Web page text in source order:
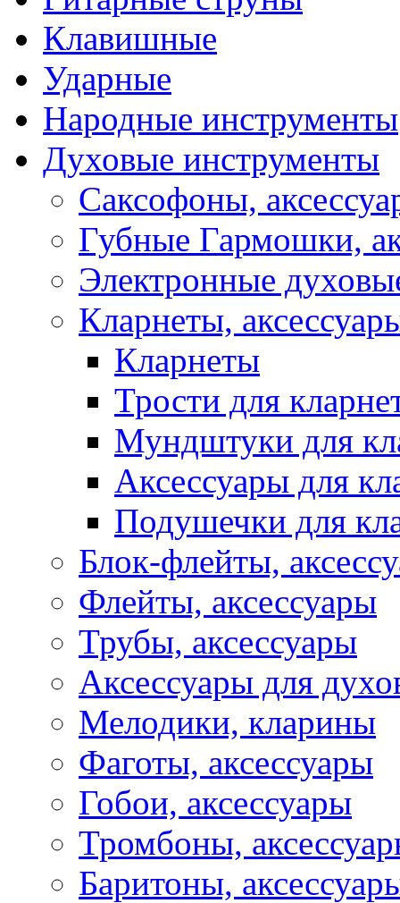
Клавишные
Ударные
Народные инструменты
Духовые инструменты
Саксофоны,
Губные Гармошки,
Электронные
Кларнеты,
Кларнеты
Трости для
Мундштуки для
Аксессуары для
Подушечки для
Блок-флейты,
Флейты, аксессуары
Трубы, аксессуары
Аксессуары для
Мелодики, кларины
Фаготы, аксессуары
Гобои, аксессуары
Тромбоны,
Баритоны,